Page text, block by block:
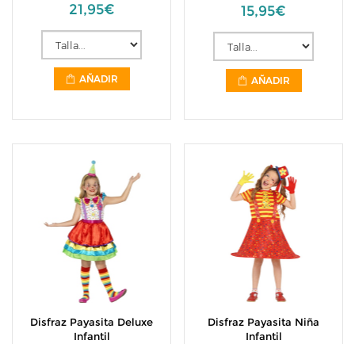
21,95€
AÑADIR
15,95€
AÑADIR
Disfraz Payasita Deluxe
Infantil
Disfraz Payasita Niña
Infantil